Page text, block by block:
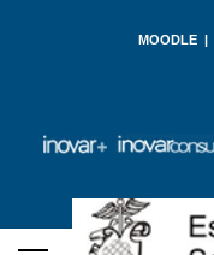
MOODLE |